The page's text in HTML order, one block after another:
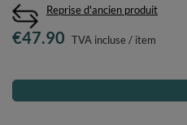
Reprise d'ancien produit
€47.90 TVA incluse/ item